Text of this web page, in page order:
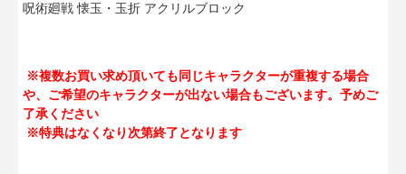
呪術廻戦 懐玉・玉折 アクリルブロック
※複数お買い求め頂いても同じキャラクターが重複する場合
や、ご希望のキャラクターが出ない場合もございます。予めご
了承ください
※特典はなくなり次第終了となります